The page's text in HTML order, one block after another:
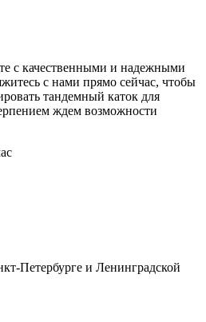
с качественными и надежными
с нами прямо сейчас, чтобы
тандемный каток для
ждем возможности
Петербурге и Ленинградской